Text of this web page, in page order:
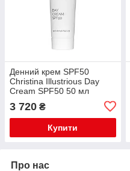
Денний крем SPF50
Christina Illustrious Day
Cream SPF50 50 мл
3 720 ₴
Купити
Про нас